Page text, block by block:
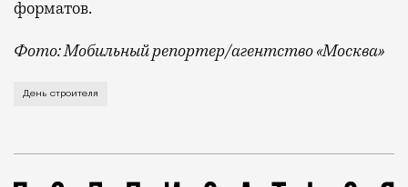
форматов.
Фото: Мобильный репортер/агентство «Москва»
Это каска в фирменных цветах департамента
День строителя